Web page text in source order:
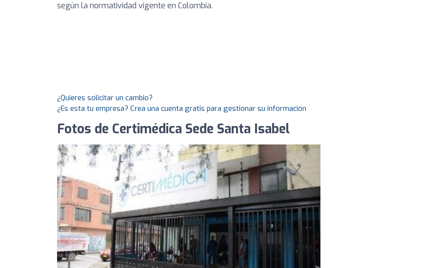
según la normatividad vigente en Colombia.
¿Quieres solicitar un cambio?
¿Es esta tu empresa? Crea una cuenta gratis para gestionar su información
Fotos de Certimédica Sede Santa Isabel